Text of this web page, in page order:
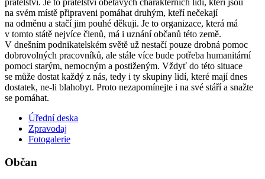
na svém místě připraveni pomáhat druhým, kteří nečekají
na odměnu a stačí jim pouhé děkuji. Je to organizace, která má
v tomto státě nejvíce členů, má i uznání občanů této země.
V dnešním podnikatelském světě už nestačí pouze drobná pomoc
dobrovolných pracovníků, ale stále více bude potřeba humanitární
pomoci starým, nemocným a postiženým. Vždyť do této situace
se může dostat každý z nás, tedy i ty skupiny lidí, které mají dnes
dostatek, ne-li blahobyt. Proto nezapomínejte i na své stáří a snažte
se pomáhat.
Úřední deska
Zpravodaj
Fotogalerie
Občan